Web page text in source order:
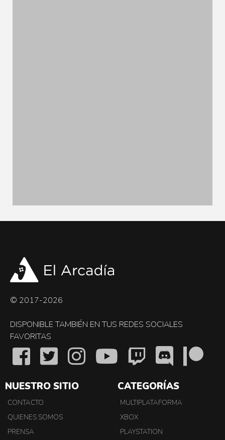
© 2017-2026
DISPONIBLE TAMBIÉN EN TUS REDES SOCIALES
FAVORITAS
NUESTRO SITIO
CONTACTO
QUIENES SOMOS
PRENSA
CATEGORÍAS
MULTIPLATAFORMA
XBOX
PLAYSTATION